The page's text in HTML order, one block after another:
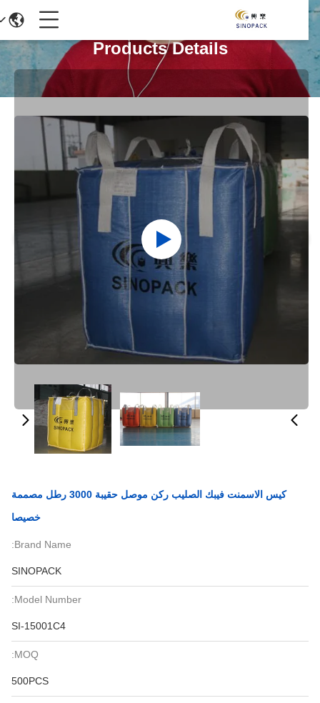
Products Details
كيس الاسمنت فيبك الصليب ركن موصل حقيبة 3000 رطل مصممة
خصيصا
Brand Name:
SINOPACK
Model Number:
SI-15001C4
MOQ:
500PCS